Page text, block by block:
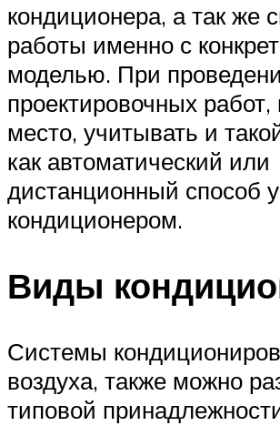
кондиционера, а так же
работы именно с
моделью. При
проектировочных работ,
место, учитывать и
как автоматический или
дистанционный способ
кондиционером.
Виды
Системы
воздуха, также можно
типовой